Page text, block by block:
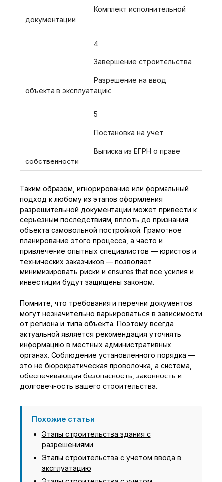
Комплект исполнительной
документации
4
Завершение строительства
Разрешение на ввод
объекта в эксплуатацию
5
Постановка на учет
Выписка из ЕГРН о праве
собственности
Таким образом, игнорирование или формальный
подход к любому из этапов оформления
разрешительной документации может привести к
серьезным последствиям, вплоть до признания
объекта самовольной постройкой. Грамотное
планирование этого процесса, а часто и
привлечение опытных специалистов — юристов и
технических заказчиков — позволяет
минимизировать риски и ensures that все усилия и
инвестиции будут защищены законом.
Помните, что требования и перечни документов
могут незначительно варьироваться в зависимости
от региона и типа объекта. Поэтому всегда
актуальной является рекомендация уточнять
информацию в местных административных
органах. Соблюдение установленного порядка —
это не бюрократическая проволочка, а система,
обеспечивающая безопасность, законность и
долговечность вашего строительства.
Похожие статьи
Этапы строительства здания с
разрешениями
Этапы строительства с учетом ввода в
эксплуатацию